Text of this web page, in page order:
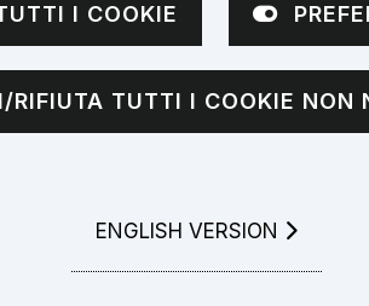
di primo
I COOKIE
RIFIUTA TUTTI I COOKIE NON
GO TO
ENGLISH VERSION